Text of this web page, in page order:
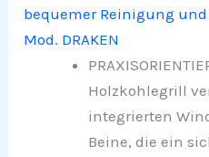
bequemer Reinigung
Mod. DRAKEN
Holzkohlegrill
integrierten
Beine, die ein